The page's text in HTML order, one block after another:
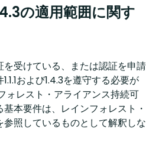
の適用範囲に関す
受けている、または認証を申請
および1.4.3を遵守する必要が
ォレスト・アライアンス持続可
本要件は、レインフォレスト・
照しているものとして解釈しな